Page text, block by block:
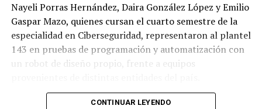
Nayeli Porras Hernández, Daira González López y Emilio
Gaspar Mazo, quienes cursan el cuarto semestre de la
especialidad en Ciberseguridad, representaron al plantel
143 en pruebas de programación y automatización con
un robot de diseño propio, frente a equipos
El desempeño mostrado por los jóvenes les permitió
CONTINUAR LEYENDO